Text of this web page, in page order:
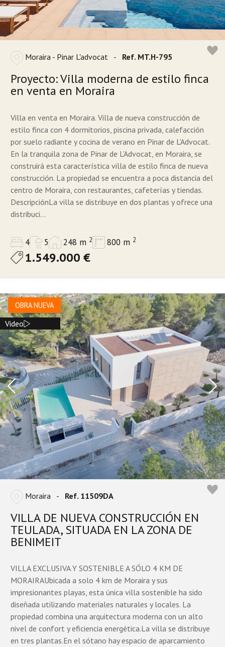
Moraira - Pinar L'advocat - Ref. MT.H-795
Proyecto: Villa moderna de estilo finca
en venta en Moraira
Villa en venta en Moraira. Villa de nueva construcción de
estilo finca con 4 dormitorios, piscina privada, calefacción
por suelo radiante y cocina de verano en Pinar de L'Advocat.
En la tranquila zona de Pinar de L'Advocat, en Moraira, se
construirá esta característica villa de estilo finca de nueva
construcción. La propiedad se encuentra a poca distancia del
centro de Moraira, con restaurantes, cafeterías y tiendas.
DescripciónLa villa se distribuye en dos plantas y ofrece una
distribuci...
4 5 248 m 2 800 m 2
1.549.000 €
OBRA NUEVA
Video
Moraira - Ref. 11509DA
VILLA DE NUEVA CONSTRUCCIÓN EN
TEULADA, SITUADA EN LA ZONA DE
BENIMEIT
VILLA EXCLUSIVA Y SOSTENIBLE A SÓLO 4 KM DE
MORAIRAUbicada a solo 4 km de Moraira y sus
impresionantes playas, esta única villa sostenible ha sido
diseñada utilizando materiales naturales y locales. La
propiedad combina una arquitectura moderna con un alto
nivel de confort y eficiencia energética.La villa se distribuye
en tres plantas.En el sótano hay espacio de aparcamiento